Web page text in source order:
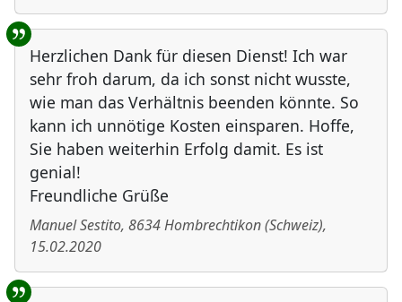
Herzlichen Dank für diesen Dienst! Ich war
sehr froh darum, da ich sonst nicht wusste,
wie man das Verhältnis beenden könnte. So
kann ich unnötige Kosten einsparen. Hoffe,
Sie haben weiterhin Erfolg damit. Es ist
genial!
Freundliche Grüße
Manuel Sestito, 8634Hombrechtikon(Schweiz),
15.02.2020